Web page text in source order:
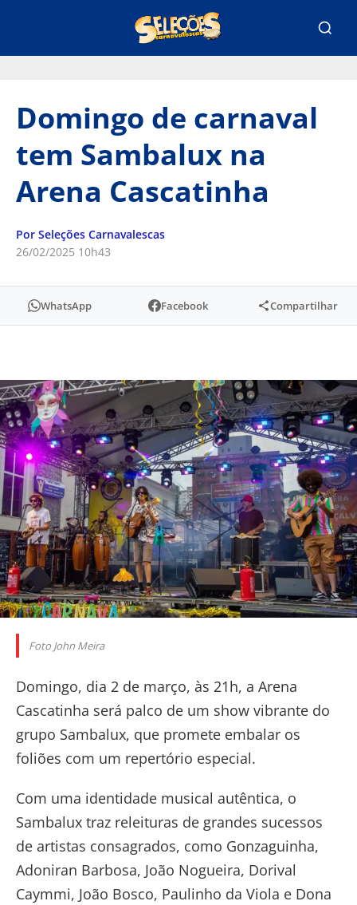
Domingo de carnaval
tem Sambalux na
Arena Cascatinha
Por Seleções Carnavalescas
26/02/2025 10h43
WhatsApp Facebook Compartilhar
Foto John Meira
Domingo, dia 2 de março, às 21h, a Arena
Cascatinha será palco de um show vibrante do
grupo Sambalux, que promete embalar os
foliões com um repertório especial.
Com uma identidade musical autêntica, o
Sambalux traz releituras de grandes sucessos
de artistas consagrados, como Gonzaguinha,
Adoniran Barbosa, João Nogueira, Dorival
Caymmi, João Bosco, Paulinho da Viola e Dona